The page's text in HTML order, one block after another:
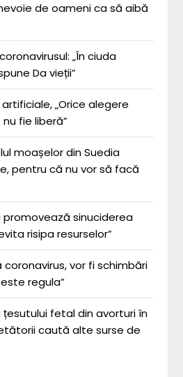
de oameni ca să aibă
„În ciuda
Da vieții”
„Orice alegere
fie liberă”
moașelor din Suedia
pentru că nu vor să facă
promovează sinuciderea
risipa resurselor”
coronavirus, vor fi schimbări
regula”
țesutului fetal din avorturi în
caută alte surse de